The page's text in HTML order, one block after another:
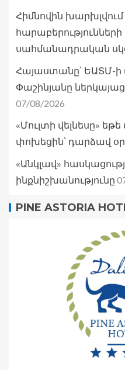
Հիմնովին խարխլվում
սահմանադրական
Հայաստանը՝ ԵԱՏՄ-ի
Փաշինյանը
07/08/2026
«Մուլտի վելնեսը»
փոխեցին՝ դարձավ
«Անկլավ»
ինքնիշխանությունը
PINE ASTORIA